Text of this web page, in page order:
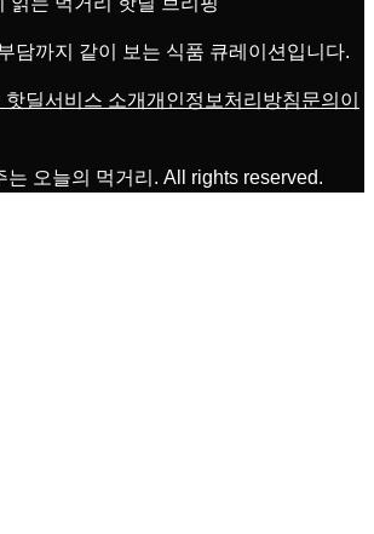
담까지 같이 보는 식품 큐레이션입니다.
핫딜서비스 소개 개인정보처리방침문의 이
는 오늘의 먹거리 . All rights reserved.